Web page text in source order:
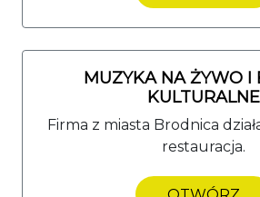
MUZYKA NA ŻYWO I
KULTURALNE
Firma z miasta Brodnica
restauracja.